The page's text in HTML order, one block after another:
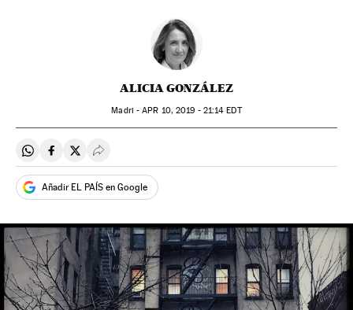
ALICIA GONZÁLEZ
Madri -APR 10, 2019 - 21:14 EDT
Compartir en Whatsapp
Compartir en Facebook
Compartir en Twitter
Desplegar Redes Sociales
Añadir EL PAÍS en Google